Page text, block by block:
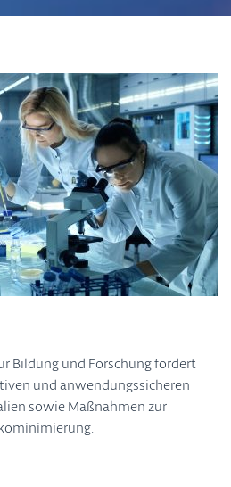
Bildung und Forschung fördert
und anwendungssicheren
sowie Maßnahmen zur